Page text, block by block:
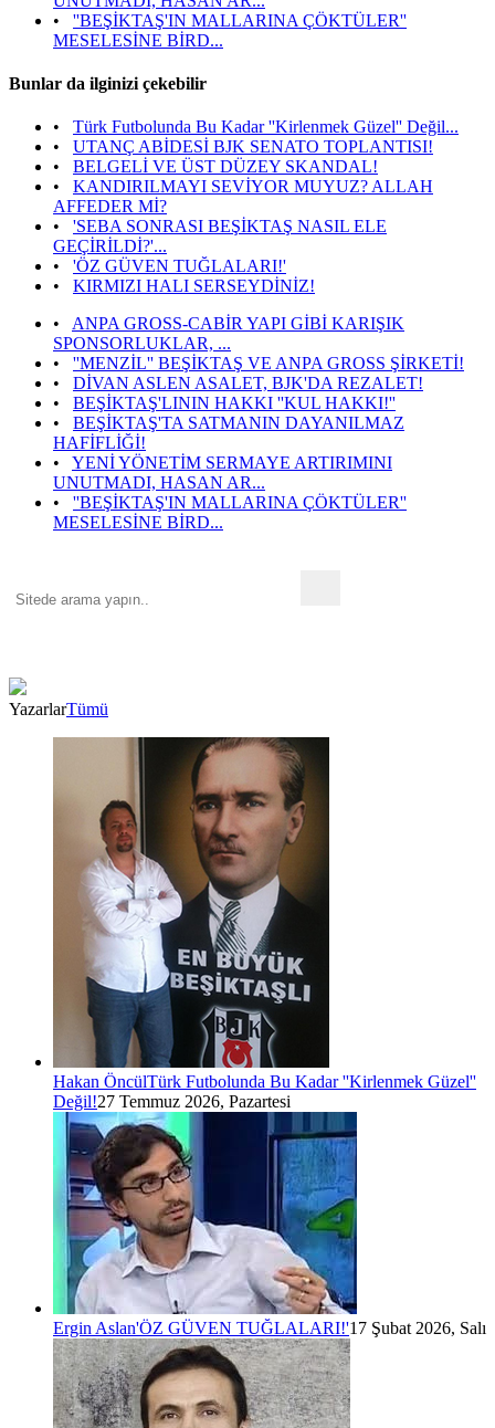
• ''BEŞİKTAŞ'IN MALLARINA ÇÖKTÜLER''
MESELESİNE BİRD...
Bunlar da ilginizi çekebilir
• Türk Futbolunda Bu Kadar ''Kirlenmek Güzel'' Değil...
• UTANÇ ABİDESİ BJK SENATO TOPLANTISI!
• BELGELİ VE ÜST DÜZEY SKANDAL!
• KANDIRILMAYI SEVİYOR MUYUZ? ALLAH
AFFEDER Mİ?
• 'SEBA SONRASI BEŞİKTAŞ NASIL ELE
GEÇİRİLDİ?'...
• 'ÖZ GÜVEN TUĞLALARI!'
• KIRMIZI HALI SERSEYDİNİZ!
• ANPA GROSS-CABİR YAPI GİBİ KARIŞIK
SPONSORLUKLAR, ...
• ''MENZİL'' BEŞİKTAŞ VE ANPA GROSS ŞİRKETİ!
• DİVAN ASLEN ASALET, BJK'DA REZALET!
• BEŞİKTAŞ'LININ HAKKI ''KUL HAKKI!''
• BEŞİKTAŞ'TA SATMANIN DAYANILMAZ
HAFİFLİĞİ!
• YENİ YÖNETİM SERMAYE ARTIRIMINI
UNUTMADI, HASAN AR...
• ''BEŞİKTAŞ'IN MALLARINA ÇÖKTÜLER''
MESELESİNE BİRD...
YazarlarTümü
Hakan ÖncülTürk Futbolunda Bu Kadar ''Kirlenmek Güzel''
Değil!27 Temmuz 2026, Pazartesi
Ergin Aslan'ÖZ GÜVEN TUĞLALARI!'17 Şubat 2026, Salı